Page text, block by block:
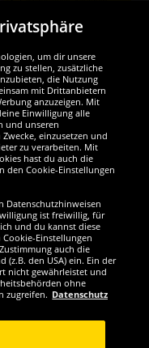
Fan!
um dir unsere
zu stellen, zusätzliche
die Nutzung
mit Drittanbietern
anzuzeigen. Mit
Einwilligung alle
und unseren
einzusetzen und
zu verarbeiten. Mit
hast du auch die
den Cookie-Einstellungen
Datenschutzhinweisen
ist freiwillig, für
und du kannst diese
Einstellungen
auch die
den USA) ein. Ein der
nicht gewährleistet und
ohne
zugreifen. Datenschutz